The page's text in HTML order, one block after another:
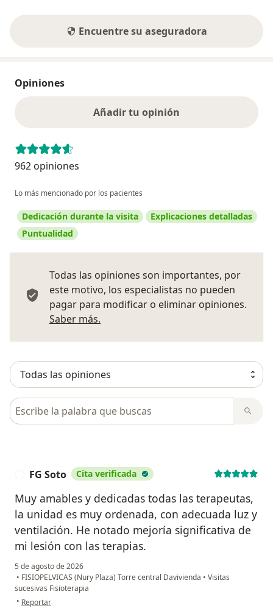
Encuentre su aseguradora
Opiniones
Añadir tu opinión
962 opiniones
Lo más mencionado por los pacientes
Dedicación durante la visita
Explicaciones detalladas
Puntualidad
Todas las opiniones son importantes, por
este motivo, los especialistas no pueden
pagar para modificar o eliminar opiniones.
Saber más.
Busca en opiniones
FG Soto Cita verificada
Muy amables y dedicadas todas las terapeutas,
la unidad es muy ordenada, con adecuada luz y
ventilación. He notado mejoría significativa de
mi lesión con las terapias.
5 de agosto de 2026
• FISIOPELVICAS (Nury Plaza) Torre central Davivienda • Visitas
sucesivas Fisioterapia
• en opinión del usuario FG Soto
Reportar